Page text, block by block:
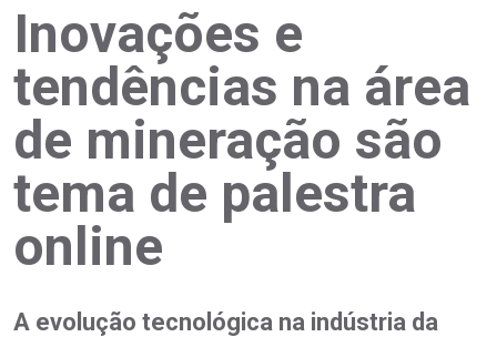
Inovações e
tendências na área
de mineração são
tema de palestra
online
A evolução tecnológica na indústria da